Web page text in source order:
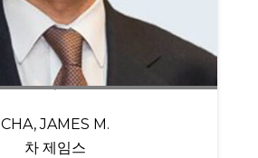
CHA, JAMES M.
차 제임스